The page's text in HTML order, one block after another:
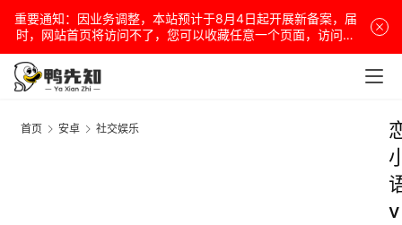
重要通知：因业务调整，本站预计于8月4日起开展新备案，届
时，网站首页将访问不了，您可以收藏任意一个页面，访问网
站！
首页 安卓 社交娱乐
v